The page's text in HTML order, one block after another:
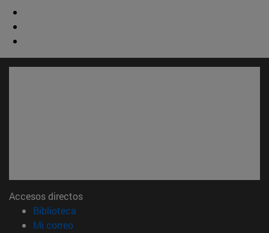
Accesos directos
Biblioteca
Mi correo(abre en nueva ventana)